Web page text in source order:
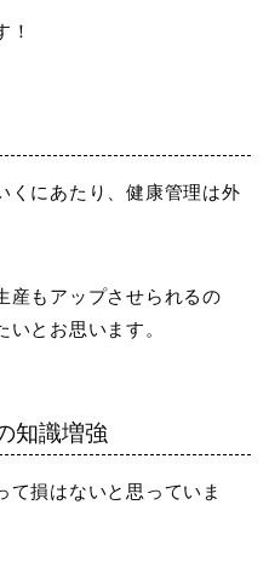
！
くにあたり、健康管理は外
産もアップさせられるの
とお思います。
知識増強
て損はないと思っていま